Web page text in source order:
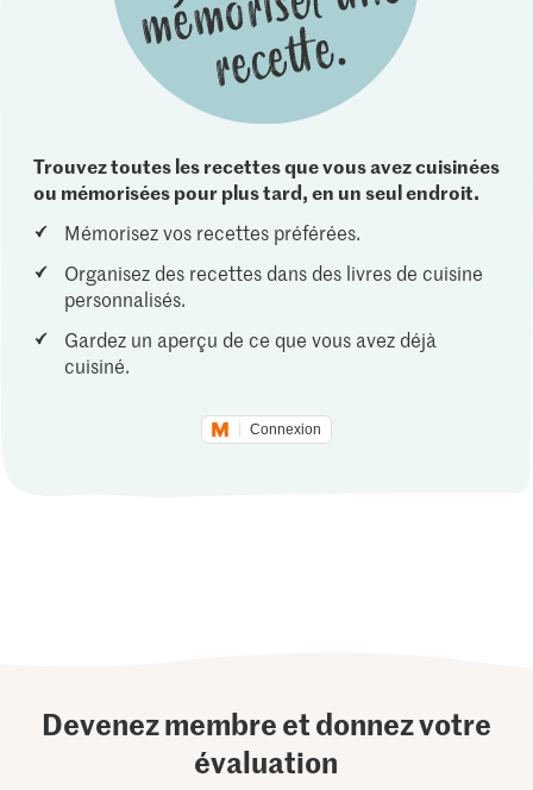
Trouvez toutes les recettes que vous avez cuisinées
ou mémorisées pour plus tard, en un seul endroit.
Mémorisez vos recettes préférées.
Organisez des recettes dans des livres de cuisine
personnalisés.
Gardez un aperçu de ce que vous avez déjà
cuisiné.
Connexion
Devenez membre et donnez votre
évaluation